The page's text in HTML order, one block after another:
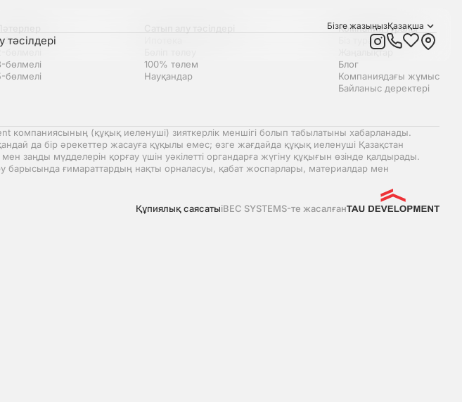
Бізге жазыңызҚазақша
тәсілдері
бөлмелі
бөлмелі
бөлмелі
100% төлем
Науқандар
Компания туралы
Біз туралы
Жаңалықтар
Блог
Компаниядағы жұмыс
Байланыс деректері
компаниясының (құқық иеленуші) зияткерлік меншігі болып табылатыны хабарланады.
да бір әрекеттер жасауға құқылы емес; өзге жағдайда құқық иеленуші Қазақстан
мүдделерін қорғау үшін уәкілетті органдарға жүгіну құқығын өзінде қалдырады.
барысында ғимараттардың нақты орналасуы, қабат жоспарлары, материалдар мен
Құпиялық саясатыiBEC SYSTEMS-те жасалған
English